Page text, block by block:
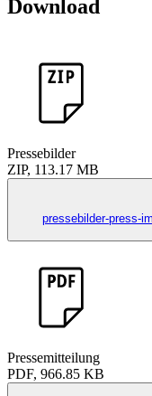
Download
Pressebilder
ZIP, 113.17 MB
pressebilder-press-
Pressemitteilung
PDF, 966.85 KB